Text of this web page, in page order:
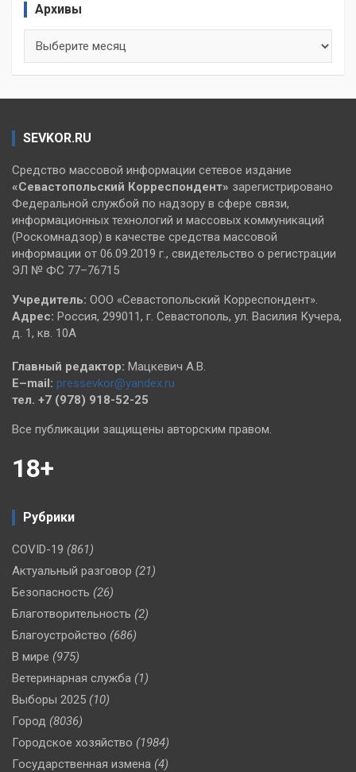
Архивы
SEVKOR.RU
Средство массовой информации сетевое издание
«Севастопольский Корреспондент» зарегистрировано
Федеральной службой по надзору в сфере связи,
информационных технологий и массовых коммуникаций
(Роскомнадзор) в качестве средства массовой
информации от 06.09.2019 г., свидетельство о регистрации
ЭЛ № ФС 77–76715
Учредитель: ООО «Севастопольский Корреспондент».
Адрес: Россия, 299011, г. Севастополь, ул. Василия Кучера,
д. 1, кв. 10А
Главный редактор: Мацкевич А.В.
E–mail: pressevkor@yandex.ru
тел. +7 (978) 918-52-25
Все публикации защищены авторским правом.
18+
Рубрики
COVID-19 (861)
Актуальный разговор (21)
Безопасность (26)
Благотворительность (2)
Благоустройство (686)
В мире (975)
Ветеринарная служба (1)
Выборы 2025 (10)
Город (8036)
Городское хозяйство (1984)
Государственная измена (4)